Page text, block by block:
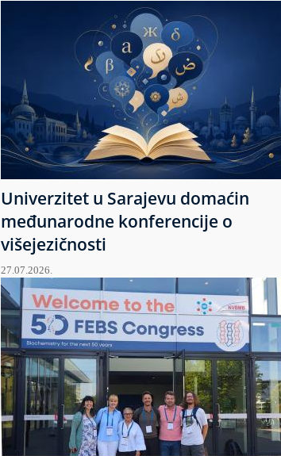
Univerzitet u Sarajevu domaćin
međunarodne konferencije o
višejezičnosti
27.07.2026.